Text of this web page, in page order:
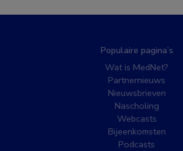
Populaire pagina’s
Wat is MedNet?
Partnernieuws
Nieuwsbrieven
Nascholing
Webcasts
Bijeenkomsten
Podcasts